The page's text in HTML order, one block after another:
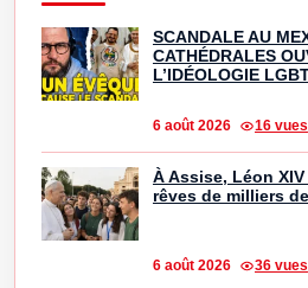
SCANDALE AU
CATHÉDRALES
L’IDÉOLOGIE
6 août 2026 16 vues
À Assise, Léon
rêves de milliers
6 août 2026 36 vues